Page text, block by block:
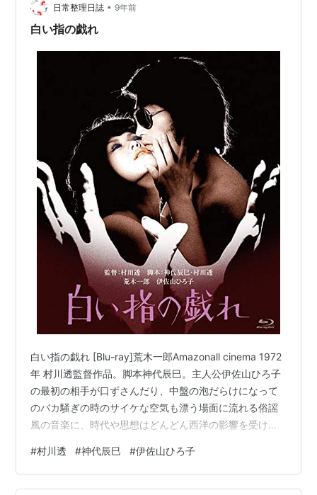
たりと、その場限りの刹那的な生き方をしている。まる
で生き急いでいるかのようだ。このあたりはア…
日常整理日誌 • 9年前
白い指の戯れ
白い指の戯れ [Blu-ray]荒木一郎Amazonall cinema 1972
年 村川透監督作品。脚本神代辰巳。主人公伊佐山ひろ子
の最初の相手が口ずさんだり、中盤の泡だらけになって
のバカ騒ぎの時のサイケな空気も漂う場面に流れる俗謡
風の音楽に、時代や思想はどんどん西洋の影響を受けつ
嘲のような、むなしくもカラッとしているような空気が
大いに流れ、神代監督の「青春の蹉跌」*1(1974)でショ
#村川透 #神代辰巳 #伊佐山ひろ子